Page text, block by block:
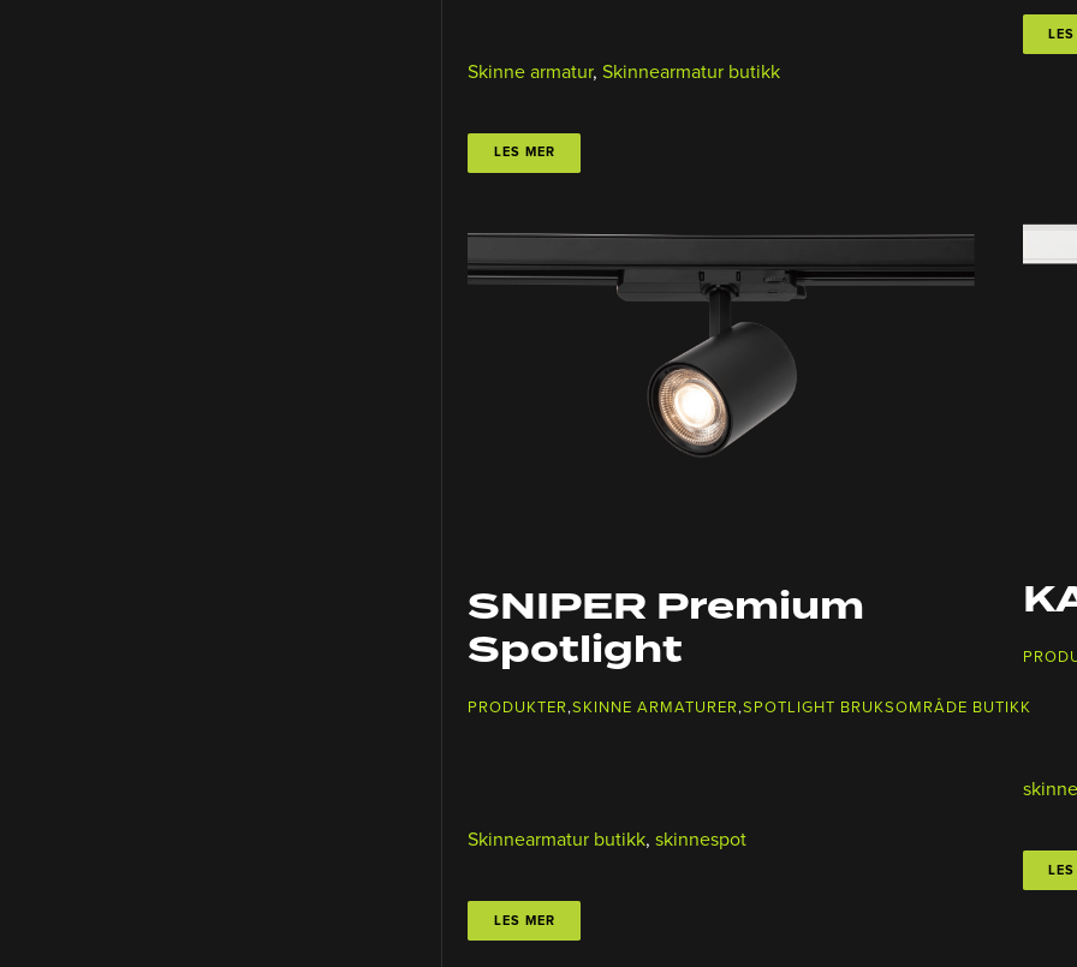
Skinne armatur, Skinnearmatur butikk
LES MER
SNIPER Premium
Spotlight
PRODUKTER,SKINNE ARMATURER,SPOTLIGHT BRUKSOMRÅDE BUTIKK
Skinnearmatur butikk, skinnespot
LES MER